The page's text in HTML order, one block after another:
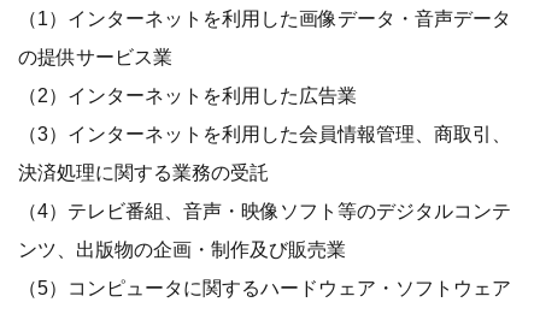
（1）インターネットを利用した画像データ・音声データ
の提供サービス業
（2）インターネットを利用した広告業
（3）インターネットを利用した会員情報管理、商取引、
決済処理に関する業務の受託
（4）テレビ番組、音声・映像ソフト等のデジタルコンテ
ンツ、出版物の企画・制作及び販売業
（5）コンピュータに関するハードウェア・ソフトウェア